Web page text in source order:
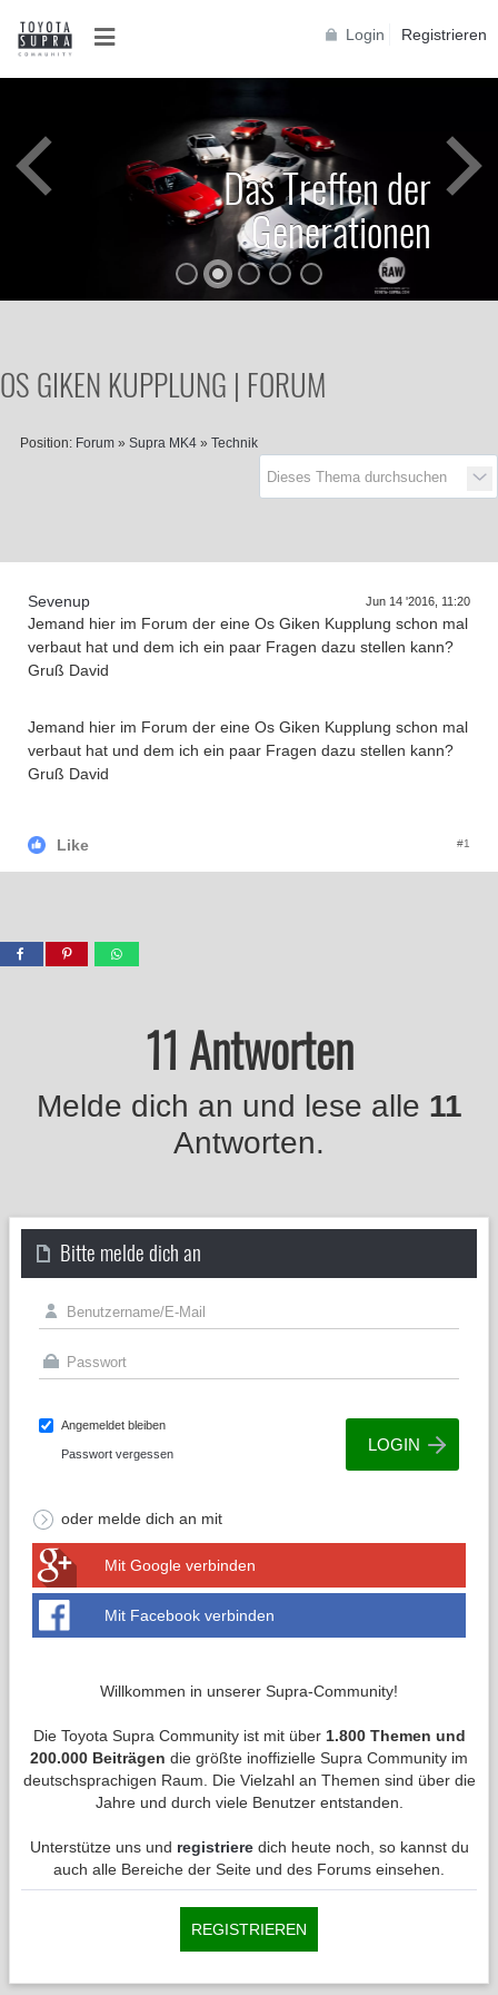
Login Registrieren
D
a
s
T
r
e
f
f
e
n
d
e
r
G
e
n
e
r
a
t
i
o
n
e
n
Das Treffen der
Generationen
OS GIKEN KUPPLUNG | FORUM
Position: Forum » Supra MK4 » Technik
Sevenup Jun 14 '2016, 11:20
Jemand hier im Forum der eine Os Giken Kupplung schon mal
verbaut hat und dem ich ein paar Fragen dazu stellen kann?
Gruß David
Jemand hier im Forum der eine Os Giken Kupplung schon mal
verbaut hat und dem ich ein paar Fragen dazu stellen kann?
Gruß David
Like #1
11 Antworten
Melde dich an und lese alle 11
Antworten.
Bitte melde dich an
Angemeldet bleiben
Passwort vergessen
oder melde dich an mit
Mit Google verbinden
Mit Facebook verbinden
Willkommen in unserer Supra-Community!
Die Toyota Supra Community ist mit über 1.800 Themen und
200.000 Beiträgen die größte inoffizielle Supra Community im
deutschsprachigen Raum. Die Vielzahl an Themen sind über die
Jahre und durch viele Benutzer entstanden.
Unterstütze uns und registrieredich heute noch, so kannst du
auch alle Bereiche der Seite und des Forums einsehen.
REGISTRIEREN